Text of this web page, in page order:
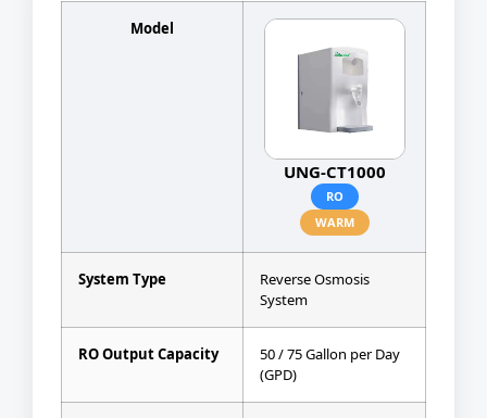
Model
UNG-CT1000
RO
WARM
System Type
Reverse Osmosis
System
RO Output Capacity
50 / 75 Gallon per Day
(GPD)